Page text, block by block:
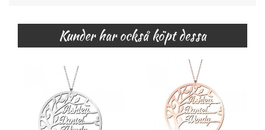
Kunder har också köpt dessa